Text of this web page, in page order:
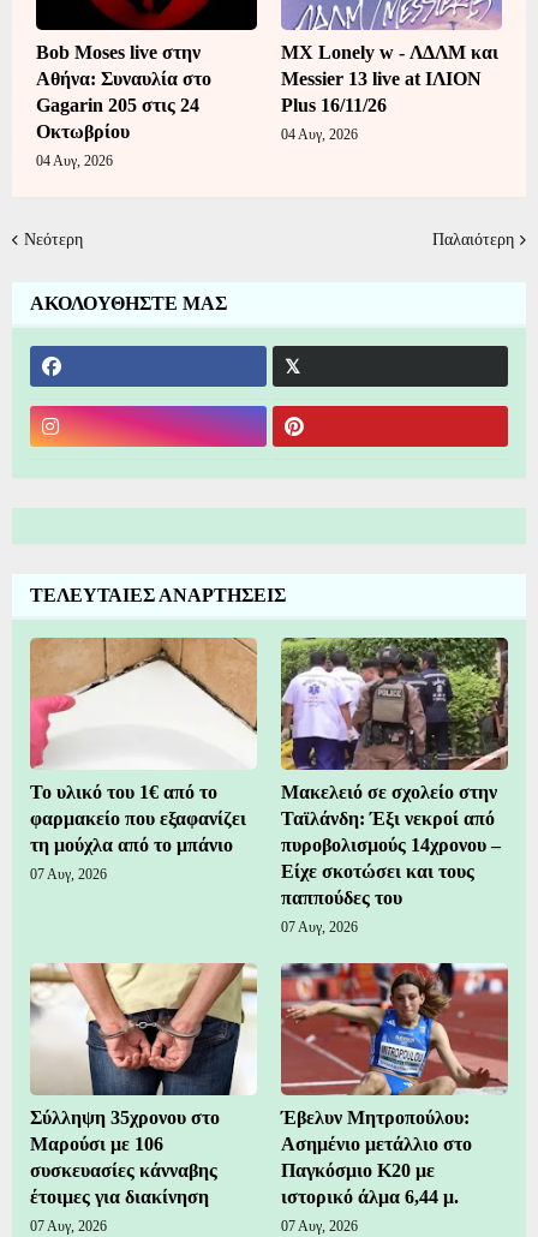
Bob Moses live στην
Αθήνα: Συναυλία στο
Gagarin 205 στις 24
Οκτωβρίου
04 Αυγ, 2026
MX Lonely w - ΛΔΛΜ και
Messier 13 live at ΙΛΙΟΝ
Plus 16/11/26
04 Αυγ, 2026
Νεότερη Παλαιότερη
ΑΚΟΛΟΥΘΗΣΤΕ ΜΑΣ
ΤΕΛΕΥΤΑΙΕΣ ΑΝΑΡΤΗΣΕΙΣ
Το υλικό του 1€ από το
φαρμακείο που εξαφανίζει
τη μούχλα από το μπάνιο
07 Αυγ, 2026
Μακελειό σε σχολείο στην
Ταϊλάνδη: Έξι νεκροί από
πυροβολισμούς 14χρονου –
Είχε σκοτώσει και τους
παππούδες του
07 Αυγ, 2026
Σύλληψη 35χρονου στο
Μαρούσι με 106
συσκευασίες κάνναβης
έτοιμες για διακίνηση
07 Αυγ, 2026
Έβελυν Μητροπούλου:
Ασημένιο μετάλλιο στο
Παγκόσμιο Κ20 με
ιστορικό άλμα 6,44 μ.
07 Αυγ, 2026